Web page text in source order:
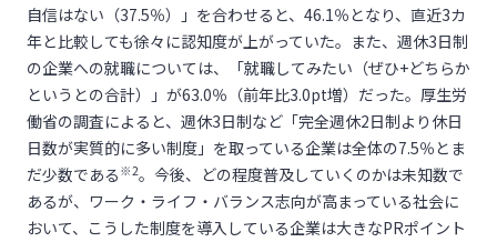
自信はない（37.5％）」を合わせると、46.1％となり、直近3カ
年と比較しても徐々に認知度が上がっていた。また、週休3日制
の企業への就職については、「就職してみたい（ぜひ+どちらか
というとの合計）」が63.0％（前年比3.0pt増）だった。厚生労
働省の調査によると、週休3日制など「完全週休2日制より休日
日数が実質的に多い制度」を取っている企業は全体の7.5％とま
だ少数である ※2。今後、どの程度普及していくのかは未知数で
あるが、ワーク・ライフ・バランス志向が高まっている社会に
おいて、こうした制度を導入している企業は大きなPRポイント